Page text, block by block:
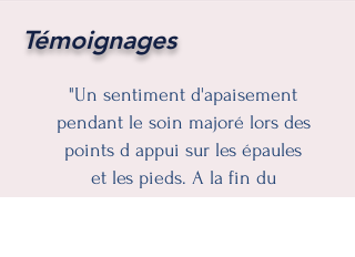
Témoignages
"Un sentiment d'apaisement
pendant le soin majoré lors des
points d appui sur les épaules
et les pieds. A la fin du